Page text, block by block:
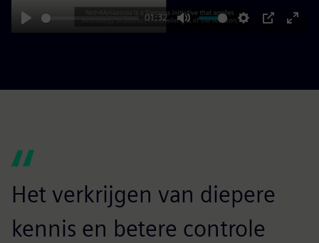
Play
01:32
Het verkrijgen van diepere
kennis en betere controle